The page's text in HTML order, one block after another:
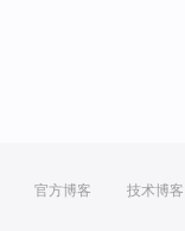
官方博客 技术博客